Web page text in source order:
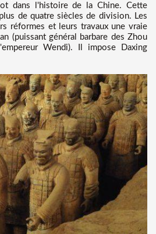
dans l'histoire de la Chine. Cette
de quatre siècles de division. Les
réformes et leurs travaux une vraie
(puissant général barbare des Zhou
Wendi). Il impose Daxing